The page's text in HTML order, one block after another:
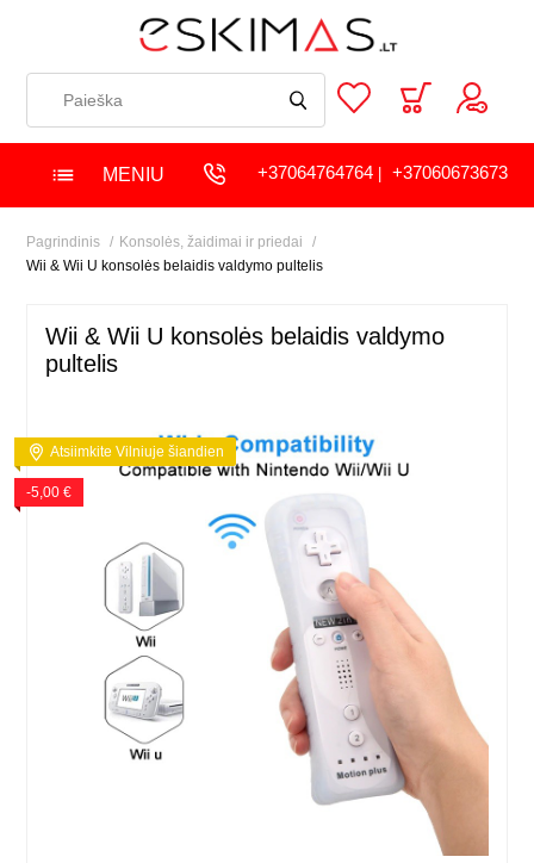
MENIU +37064764764| +37060673673
Pagrindinis
Konsolės, žaidimai ir priedai
Wii & Wii U konsolės belaidis valdymo pultelis
Wii & Wii U konsolės belaidis valdymo
pultelis
Atsiimkite Vilniuje šiandien
-5,00 €